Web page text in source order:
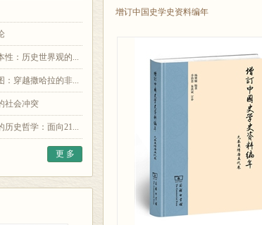
性：历史世界观的...
：穿越撒哈拉的非...
社会冲突
历史哲学：面向21...
更 多
增订中国史学史资料编年